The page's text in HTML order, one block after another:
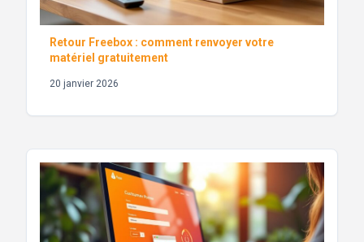
Retour Freebox : comment renvoyer votre
matériel gratuitement
20 janvier 2026